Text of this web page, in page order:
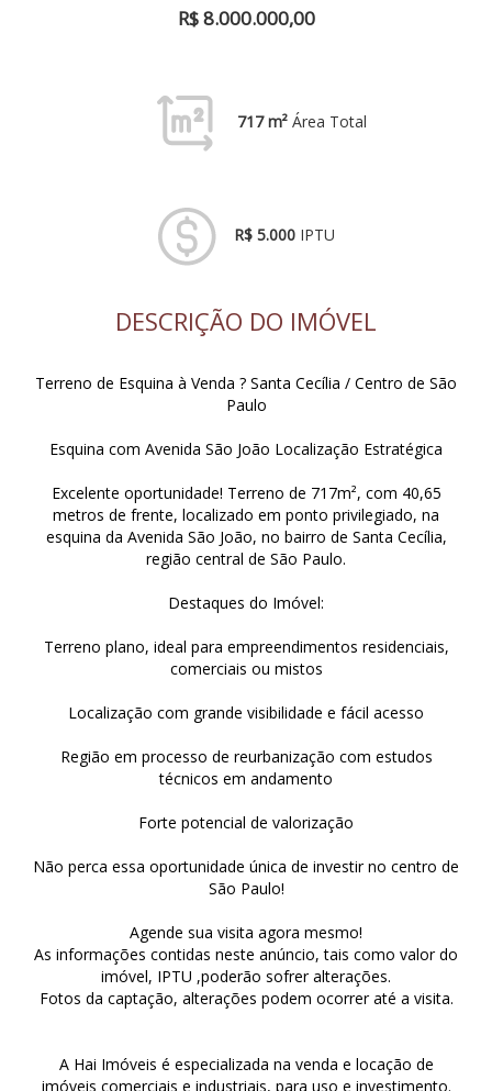
R$ 8.000.000,00
717 m² Área Total
R$ 5.000 IPTU
DESCRIÇÃO DO IMÓVEL
Terreno de Esquina à Venda ? Santa Cecília / Centro de São
Paulo
Esquina com Avenida São João Localização Estratégica
Excelente oportunidade! Terreno de 717m², com 40,65
metros de frente, localizado em ponto privilegiado, na
esquina da Avenida São João, no bairro de Santa Cecília,
região central de São Paulo.
Destaques do Imóvel:
Terreno plano, ideal para empreendimentos residenciais,
comerciais ou mistos
Localização com grande visibilidade e fácil acesso
Região em processo de reurbanização com estudos
técnicos em andamento
Forte potencial de valorização
Não perca essa oportunidade única de investir no centro de
São Paulo!
Agende sua visita agora mesmo!
As informações contidas neste anúncio, tais como valor do
imóvel, IPTU ,poderão sofrer alterações.
Fotos da captação, alterações podem ocorrer até a visita.
A Hai Imóveis é especializada na venda e locação de
imóveis comerciais e industriais, para uso e investimento.